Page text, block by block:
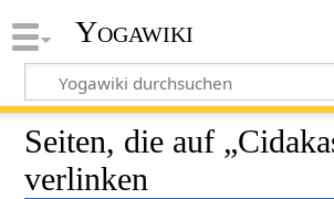
Yogawiki
Seiten, die auf
verlinken